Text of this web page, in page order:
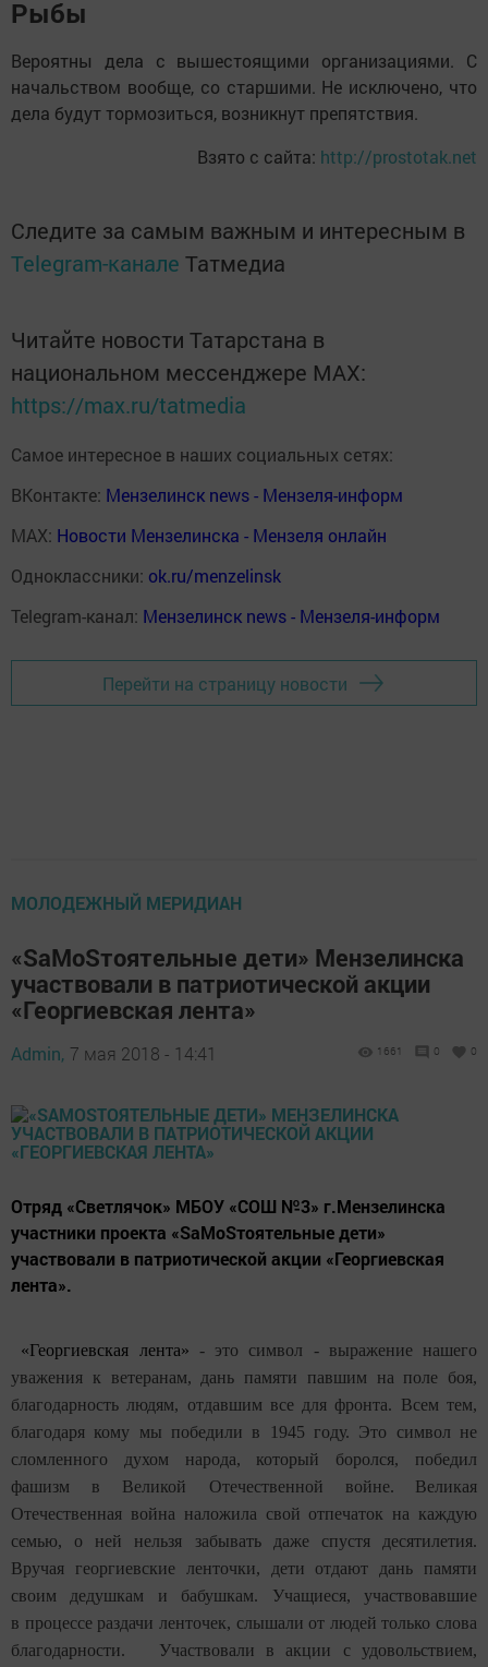
Рыбы
Вероятны дела с вышестоящими организациями. С
начальством вообще, со старшими. Не исключено, что
дела будут тормозиться, возникнут препятствия.
Взято с сайта: http://prostotak.net
Следите за самым важным и интересным в
Telegram-канале Татмедиа
Читайте новости Татарстана в
национальном мессенджере MАХ:
https://max.ru/tatmedia
Самое интересное в наших социальных сетях:
ВКонтакте: Мензелинск news - Мензеля-информ
MAX: Новости Мензелинска - Мензеля онлайн
Одноклассники: ok.ru/menzelinsk
Telegram-канал: Мензелинск news - Мензеля-информ
Перейти на страницу новости
МОЛОДЕЖНЫЙ МЕРИДИАН
«SaMoSтоятельные дети» Мензелинска
участвовали в патриотической акции
«Георгиевская лента»
Admin, 7 мая 2018 - 14:41 1661 0 0
Отряд «Светлячок» МБОУ «СОШ №3» г.Мензелинска
участники проекта «SaMoSтоятельные дети»
участвовали в патриотической акции «Георгиевская
лента».
«Георгиевская лента» - это символ - выражение нашего
уважения к ветеранам, дань памяти павшим на поле боя,
благодарность людям, отдавшим все для фронта. Всем тем,
благодаря кому мы победили в 1945 году. Это символ не
сломленного духом народа, который боролся, победил
фашизм в Великой Отечественной войне.
Великая
Отечественная война наложила свой отпечаток на каждую
семью, о ней нельзя забывать даже спустя десятилетия.
Вручая георгиевские ленточки, дети отдают дань памяти
своим дедушкам и бабушкам. Учащиеся, участвовавшие
в процессе раздачи ленточек, слышали от людей только слова
благодарности. Участвовали в акции с удовольствием,